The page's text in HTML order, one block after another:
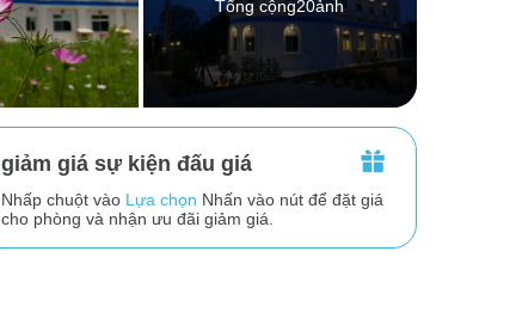
Tổng cộng20ảnh
giảm giá sự kiện đấu giá
Nhấp chuột vàoLựa chọn Nhấn vào nút để đặt giá
cho phòng và nhận ưu đãi giảm giá.